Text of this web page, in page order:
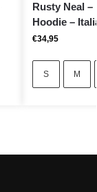
Rusty Neal
Hoodie –
€34,95
S M